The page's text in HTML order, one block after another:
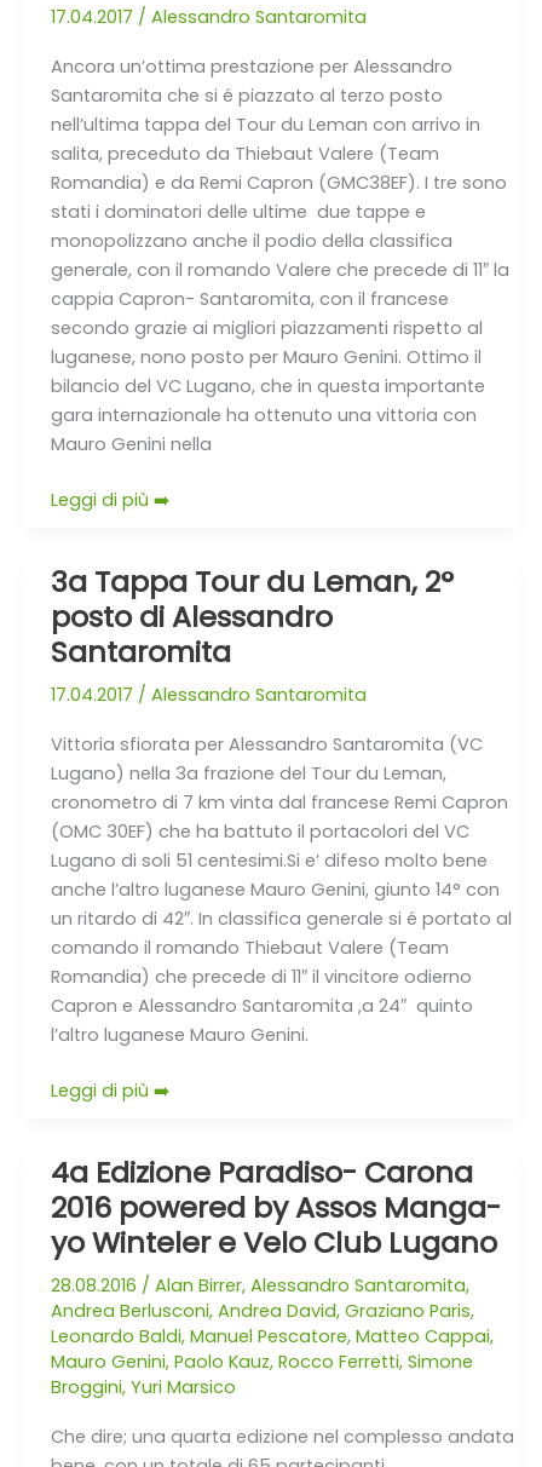
17.04.2017 / Alessandro Santaromita
Ancora un’ottima prestazione per Alessandro
Santaromita che si é piazzato al terzo posto
nell’ultima tappa del Tour du Leman con arrivo in
salita, preceduto da Thiebaut Valere (Team
Romandia) e da Remi Capron (GMC38EF). I tre sono
stati i dominatori delle ultime due tappe e
monopolizzano anche il podio della classifica
generale, con il romando Valere che precede di 11″ la
cappia Capron- Santaromita, con il francese
secondo grazie ai migliori piazzamenti rispetto al
luganese, nono posto per Mauro Genini. Ottimo il
bilancio del VC Lugano, che in questa importante
gara internazionale ha ottenuto una vittoria con
Mauro Genini nella
Leman,
posto
per
Alessandro
Santaromita
Leggi di più ➡️
3a Tappa Tour du Leman, 2°
posto di Alessandro
Santaromita
17.04.2017 / Alessandro Santaromita
Vittoria sfiorata per Alessandro Santaromita (VC
Lugano) nella 3a frazione del Tour du Leman,
cronometro di 7 km vinta dal francese Remi Capron
(OMC 30EF) che ha battuto il portacolori del VC
Lugano di soli 51 centesimi.Si e’ difeso molto bene
anche l’altro luganese Mauro Genini, giunto 14° con
un ritardo di 42″. In classifica generale si é portato al
comando il romando Thiebaut Valere (Team
Romandia) che precede di 11″ il vincitore odierno
Capron e Alessandro Santaromita ,a 24″ quinto
l’altro luganese Mauro Genini.
3a
Tappa
Tour
du
Leman,
posto
di
Alessandro
Santaromita
Leggi di più ➡️
4a Edizione Paradiso- Carona
2016 powered by Assos Manga-
yo Winteler e Velo Club Lugano
28.08.2016 / Alan Birrer, Alessandro Santaromita,
Andrea Berlusconi, Andrea David, Graziano Paris,
Leonardo Baldi, Manuel Pescatore, Matteo Cappai,
Mauro Genini, Paolo Kauz, Rocco Ferretti, Simone
Broggini, Yuri Marsico
Che dire; una quarta edizione nel complesso andata
4a
Edizione
Paradiso-
Carona
2016
powered
by
Assos
Manga-
yo
Winteler